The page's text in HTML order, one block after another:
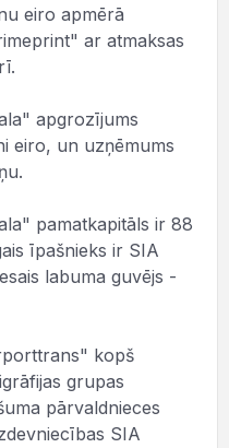
eiro apmērā
ar atmaksas
apgrozījums
eiro, un uzņēmums
pamatkapitāls ir 88
īpašnieks ir SIA
labuma guvējs -
kopš
grupas
pārvaldnieces
SIA